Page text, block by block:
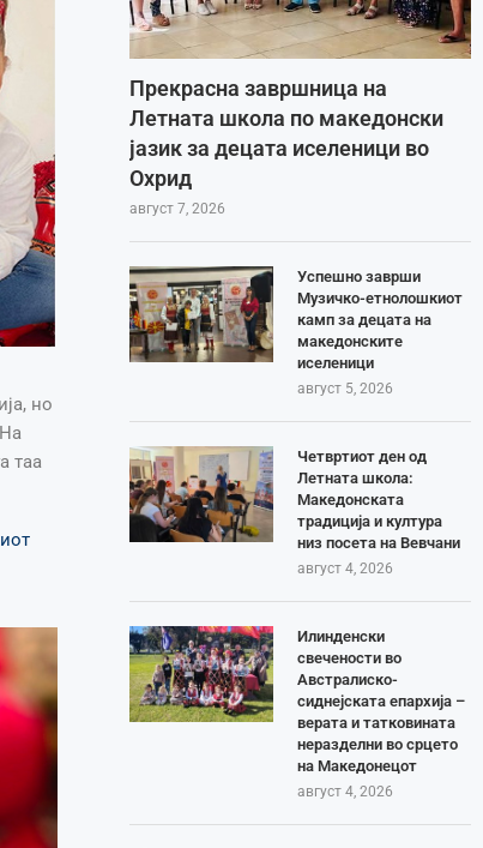
но
таа
Прекрасна завршница на
Летната школа по македонски
јазик за децата иселеници во
Охрид
август 7, 2026
Успешно заврши
Музичко-етнолошкиот
камп за децата на
македонските
иселеници
август 5, 2026
Четвртиот ден од
Летната школа:
Македонската
традиција и култура
низ посета на Вевчани
август 4, 2026
Илинденски
свечености во
Австралиско-
сиднејската епархија –
верата и татковината
неразделни во срцето
на Македонецот
август 4, 2026